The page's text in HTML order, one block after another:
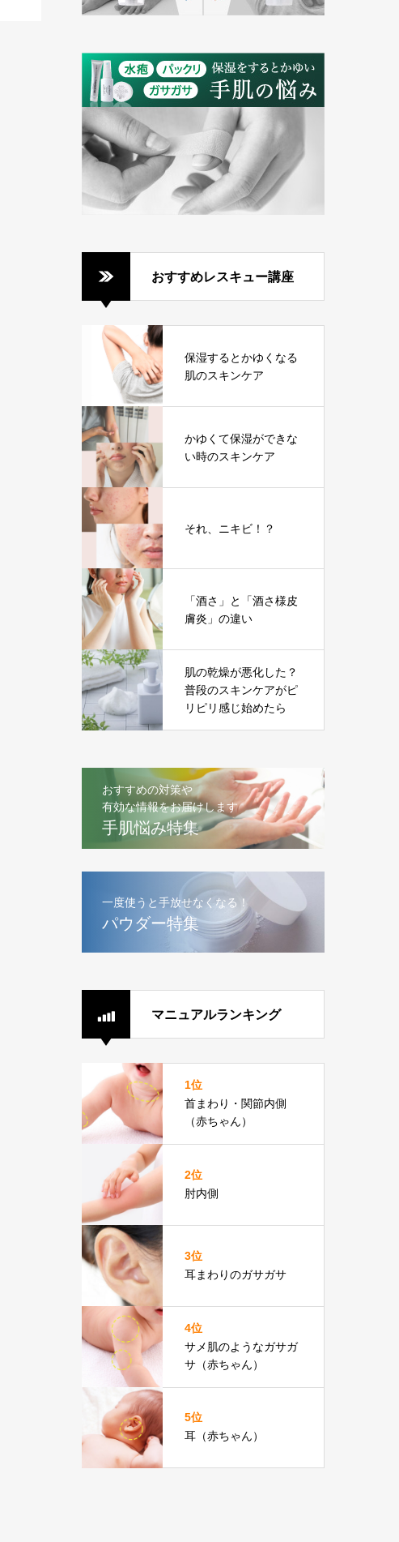
おすすめレスキュー講座
保湿するとかゆくなる
肌のスキンケア
かゆくて保湿ができな
い時のスキンケア
それ、ニキビ！？
「酒さ」と「酒さ様皮
膚炎」の違い
肌の乾燥が悪化した？
普段のスキンケアがピ
リピリ感じ始めたら
おすすめの対策や
有効な情報をお届けします
手肌悩み特集
一度使うと手放せなくなる！
パウダー特集
マニュアルランキング
1位
首まわり・関節内側
（赤ちゃん）
2位
肘内側
3位
耳まわりのガサガサ
4位
サメ肌のようなガサガ
サ（赤ちゃん）
5位
耳（赤ちゃん）